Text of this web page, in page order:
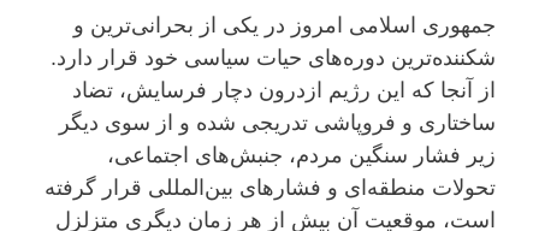
جمهوری اسلامی امروز در یکی از بحرانی‌ترین و
شکننده‌ترین دوره‌های حیات سیاسی خود قرار دارد.
از آنجا که این رژیم ازدرون دچار فرسایش، تضاد
ساختاری و فروپاشی تدریجی شده و از سوی دیگر
زیر فشار سنگین مردم، جنبش‌های اجتماعی،
تحولات منطقه‌ای و فشارهای بین‌المللی قرار گرفته
است، موقعیت آن بیش از هر زمان دیگری متزلزل